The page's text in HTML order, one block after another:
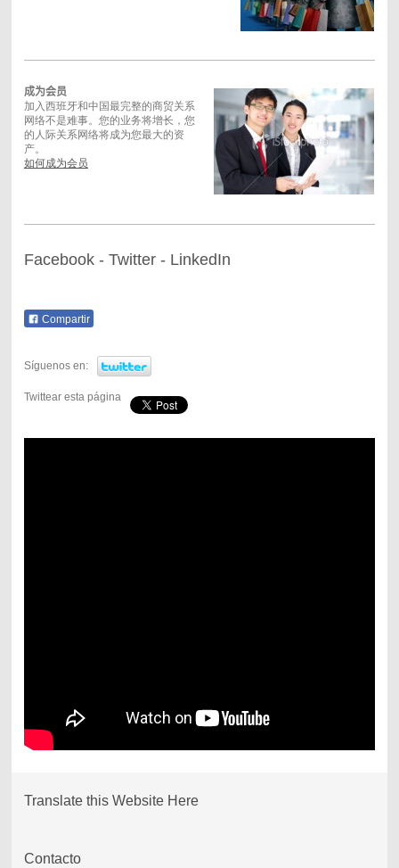
成为会员
加入西班牙和中国最完整的商贸关系
网络不是难事。您的业务将增长，您
的人际关系网络将成为您最大的资
产。
如何成为会员
Facebook - Twitter - LinkedIn
Compartir
Síguenos en:
Twittear esta página
Translate this Website Here
Contacto